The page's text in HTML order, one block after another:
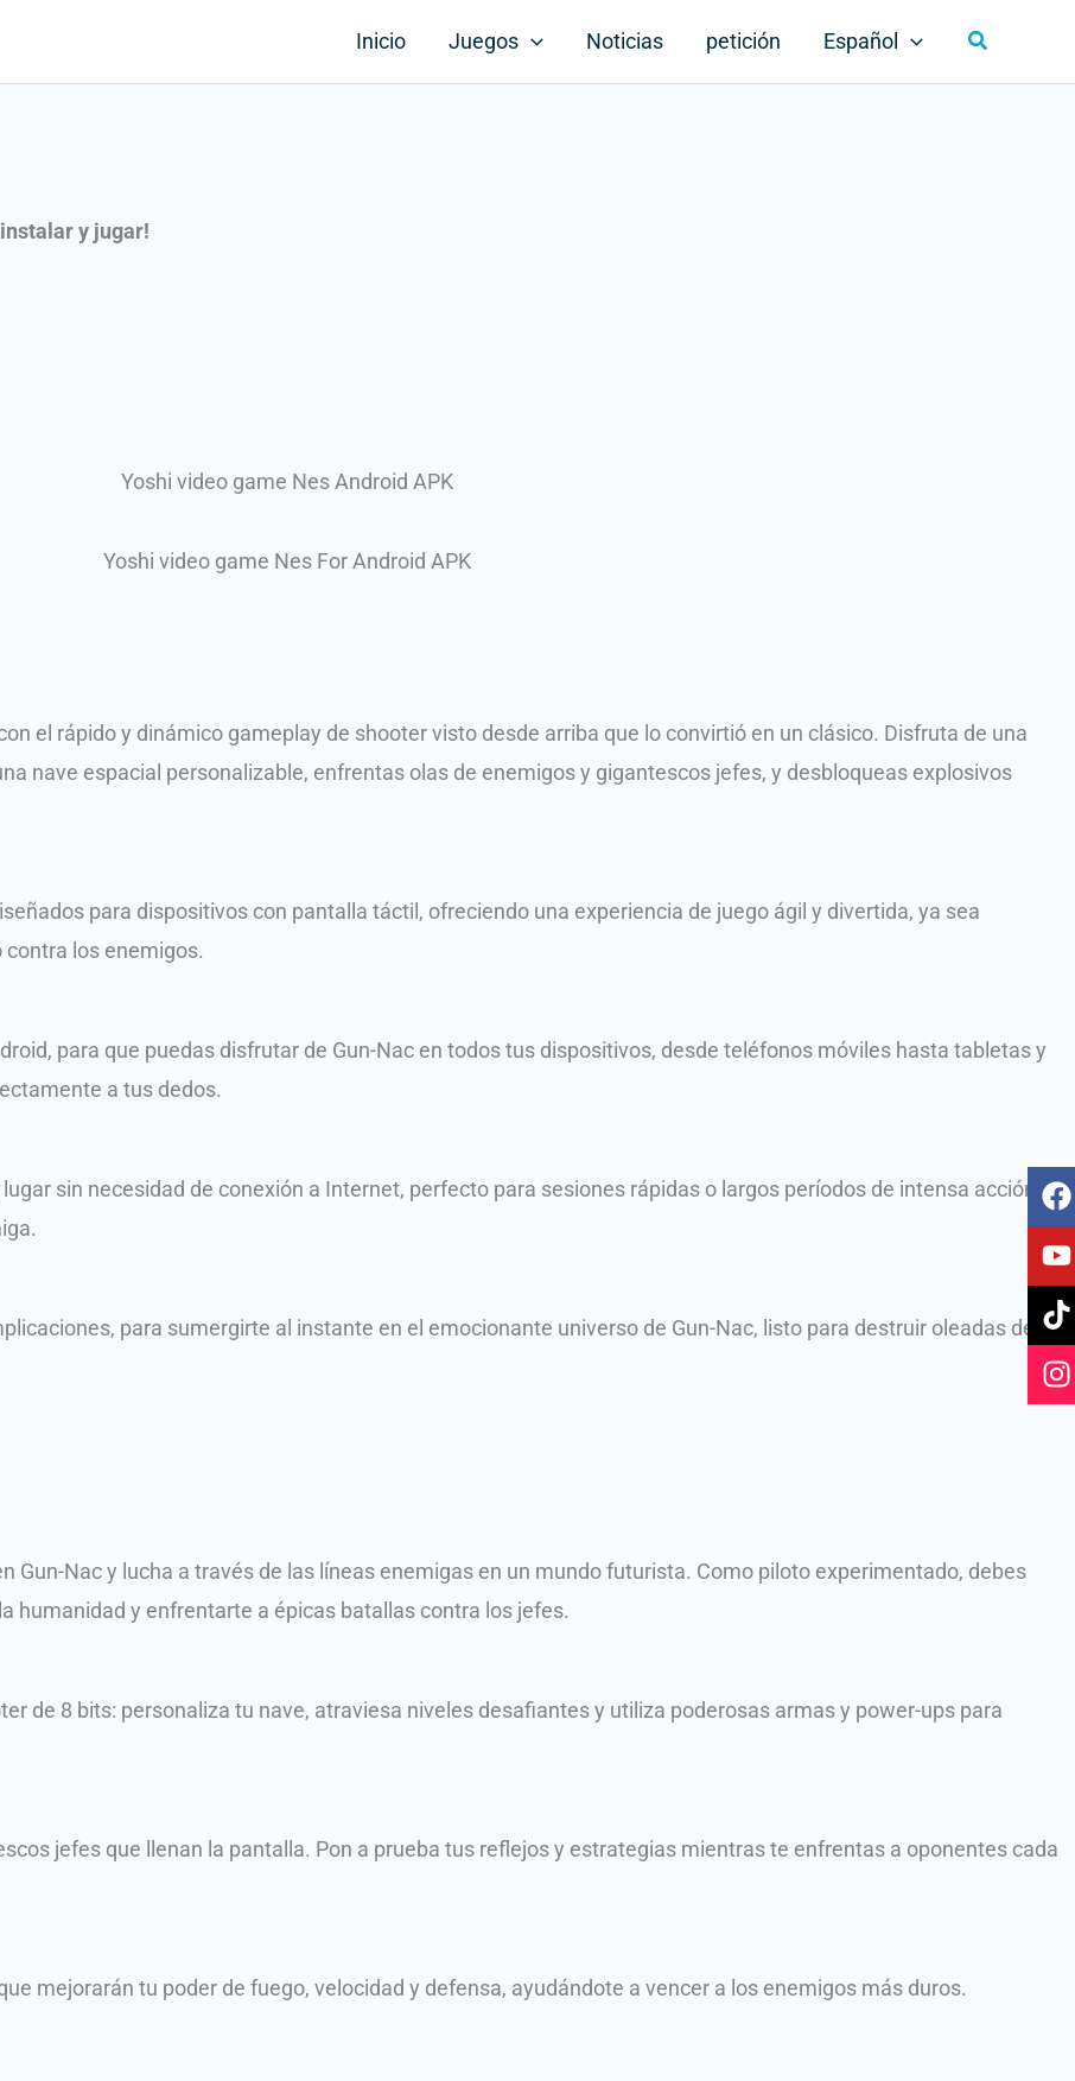
Inicio Juegos Noticias petición Español Buscar
y jugar!
el rápido y dinámico gameplay de shooter visto desde arriba que lo convirtió en un clásico. Disfruta de una
nave espacial personalizable, enfrentas olas de enemigos y gigantescos jefes, y desbloqueas explosivos
para dispositivos con pantalla táctil, ofreciendo una experiencia de juego ágil y divertida, ya sea
los enemigos.
para que puedas disfrutar de Gun-Nac en todos tus dispositivos, desde teléfonos móviles hasta tabletas y
a tus dedos.
sin necesidad de conexión a Internet, perfecto para sesiones rápidas o largos períodos de intensa acción
para sumergirte al instante en el emocionante universo de Gun-Nac, listo para destruir oleadas de
Gun-Nac y lucha a través de las líneas enemigas en un mundo futurista. Como piloto experimentado, debes
humanidad y enfrentarte a épicas batallas contra los jefes.
de 8 bits: personaliza tu nave, atraviesa niveles desafiantes y utiliza poderosas armas y power-ups para
jefes que llenan la pantalla. Pon a prueba tus reflejos y estrategias mientras te enfrentas a oponentes cada
mejorarán tu poder de fuego, velocidad y defensa, ayudándote a vencer a los enemigos más duros.
F
a
c
e
b
o
o
k
Y
o
u
t
u
b
e
T
i
k
t
o
k
I
n
s
t
a
g
r
a